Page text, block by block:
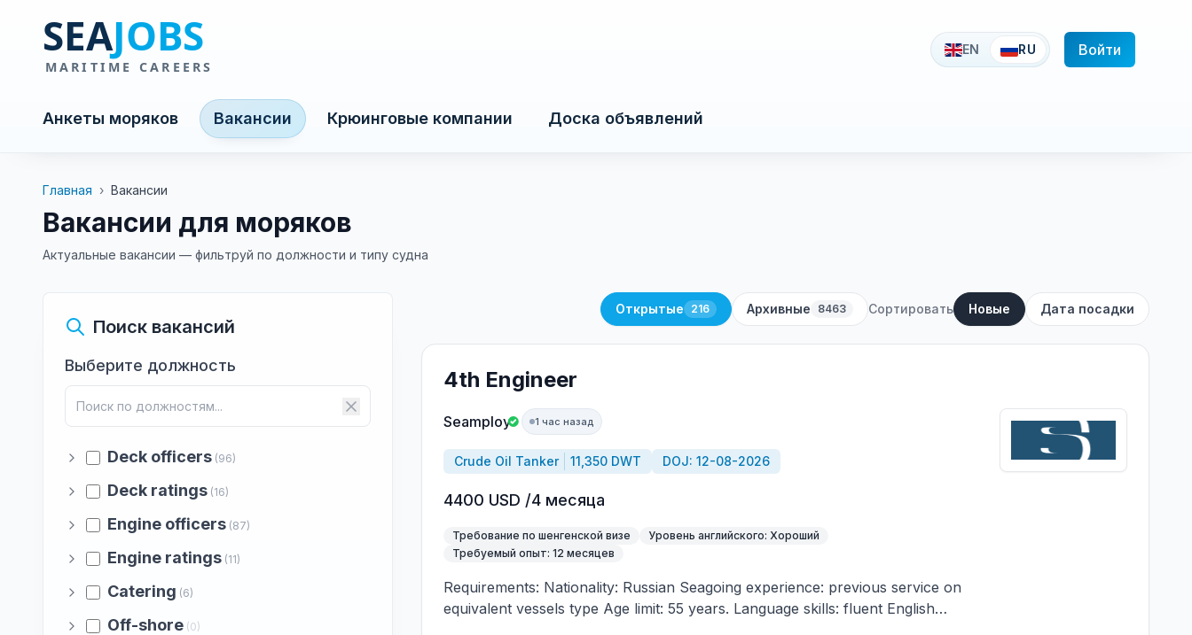
EN RU Войти
Анкеты моряков Вакансии Крюинговые компании Доска объявлений
Главная › Вакансии
Вакансии для моряков
Актуальные вакансии — фильтруй по должности и типу судна
Поиск вакансий
Выберите должность
Deck officers (96)
Deck ratings (16)
Engine officers (87)
Engine ratings (11)
Catering (6)
Off-shore (0)
Открытые 216 Архивные 8463 Сортировать Новые Дата посадки
4th Engineer
Seamploy 1 час назад
Crude Oil Tanker 11,350 DWT DOJ: 12-08-2026
4400 USD /4 месяца
Требование по шенгенской визе
Уровень английского: Хороший
Требуемый опыт: 12 месяцев
Requirements: Nationality: Russian Seagoing experience: previous service on
equivalent vessels type Age limit: 55 years. Language skills: fluent English